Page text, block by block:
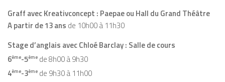
Graff avec Kreativconcept : Paepae ou Hall du Grand Théâtre
A partir de 13 ans de 10h00 à 11h30
Stage d’anglais avec Chloé Barclay : Salle de cours
6ème-5ème de 8h00 à 9h30
4ème-3ème de 9h30 à 11h00